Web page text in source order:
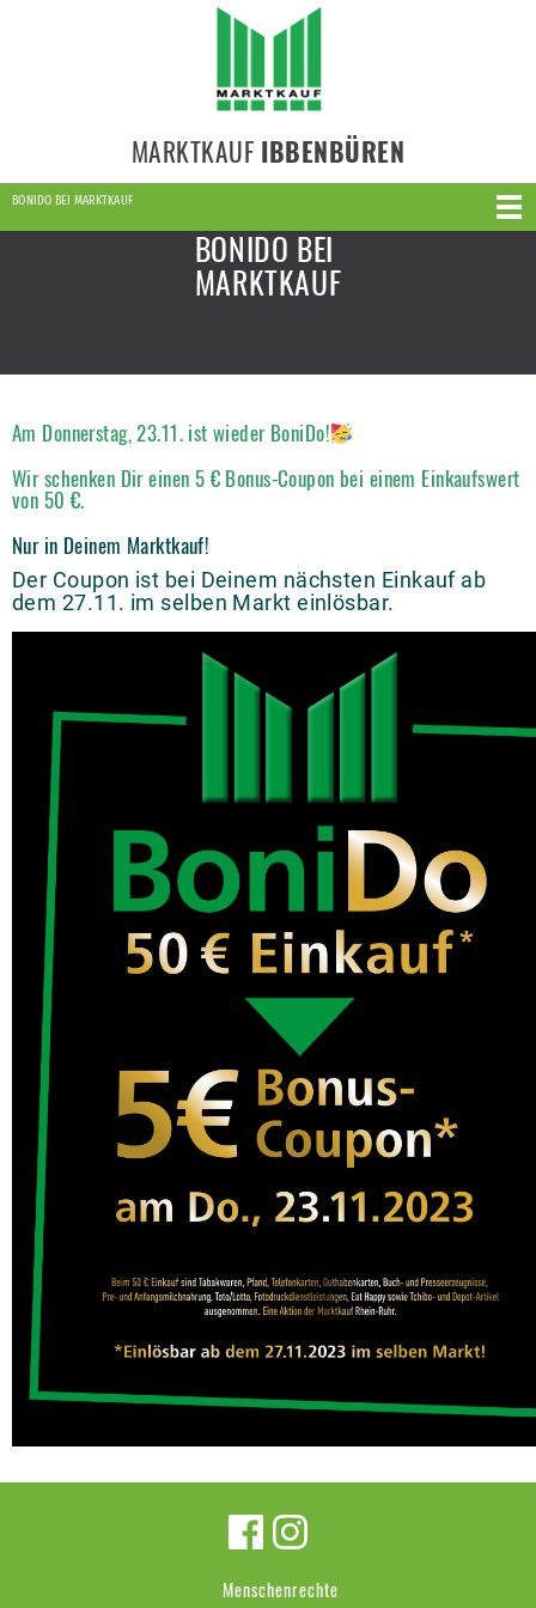
MARKTKAUF IBBENBÜREN
BONIDO BEI MARKTKAUF
BONIDO BEI
MARKTKAUF
Am Donnerstag, 23.11. ist wieder BoniDo!
Wir schenken Dir einen 5 € Bonus-Coupon bei einem Einkaufswert
von 50 €.
Nur in Deinem Marktkauf!
Der Coupon ist bei Deinem nächsten Einkauf ab
dem 27.11. im selben Markt einlösbar.
Menschenrechte